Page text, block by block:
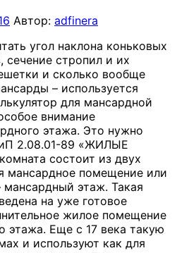
Автор: adfinera
угол наклона коньковых
сечение стропил и их
и сколько вообще
– используется
для мансардной
внимание
этажа. Это нужно
2.08.01-89 «ЖИЛЫЕ
состоит из двух
мансардное помещение или
этаж. Такая
на уже готовое
жилое помещение
этажа. Еще с 17 века такую
и используют как для